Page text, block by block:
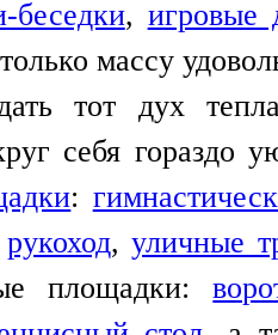
беседки, игровые
массу
тот дух
себя гораздо
:
рукоход,уличные
площадки: